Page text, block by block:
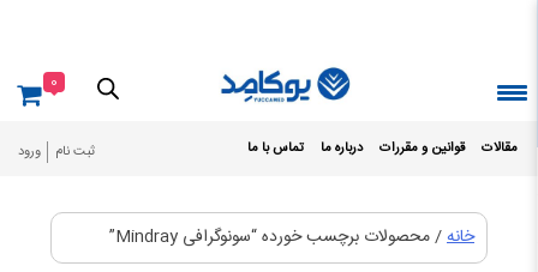
مقالات قوانین و مقررات درباره ما تماس با ما ثبت نام ورود
0
خانه/ محصولات برچسب خورده “سونوگرافی Mindray”